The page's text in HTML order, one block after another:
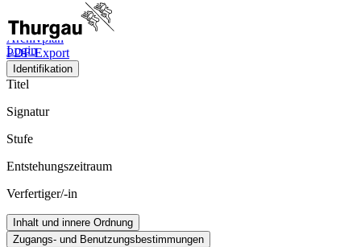
Login
Viewer
Archivplan
PDF-Export
Identifikation
Titel
Signatur
Stufe
Entstehungszeitraum
Verfertiger/-in
Inhalt und innere Ordnung
Zugangs- und Benutzungsbestimmungen